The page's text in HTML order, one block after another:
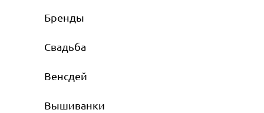
Бренды
Свадьба
Венсдей
Вышиванки